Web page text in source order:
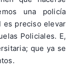
una policía
es preciso elevar
Policiales. E,
que ya se